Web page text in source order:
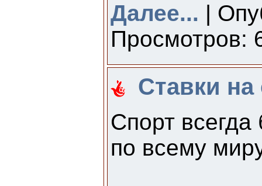
Далее... |
Просмотров:
Ставки на
Спорт
по всему